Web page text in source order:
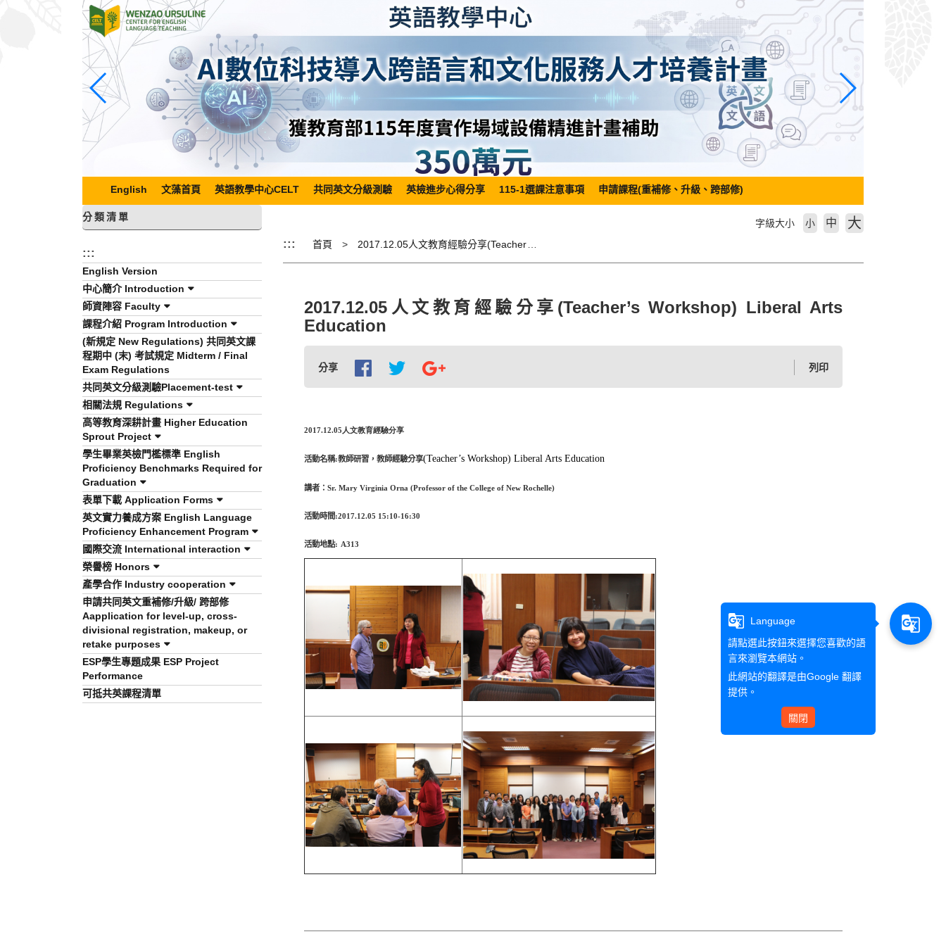
English 文藻首頁 英語教學中心CELT 共同英文分級測驗 英檢進步心得分享 115-1選課注意事項 申請課程(重補修、升級、跨部修)
分類清單
:::
English Version
中心簡介 Introduction
師資陣容 Faculty
課程介紹 Program Introduction
(新規定 New Regulations) 共同英文課
程期中 (末) 考試規定 Midterm / Final
Exam Regulations
共同英文分級測驗Placement-test
相關法規 Regulations
高等教育深耕計畫 Higher Education
Sprout Project
學生畢業英檢門檻標準 English
Proficiency Benchmarks Required for
Graduation
表單下載 Application Forms
英文實力養成方案 English Language
Proficiency Enhancement Program
國際交流 International interaction
榮譽榜 Honors
產學合作 Industry cooperation
申請共同英文重補修/升級/ 跨部修
Aapplication for level-up, cross-
divisional registration, makeup, or
retake purposes
ESP學生專題成果 ESP Project
Performance
可抵共英課程清單
::: 首頁
字級大小 小 中 大
2017.12.05人文教育經驗分享(Teacher’s Workshop) Liberal Arts
Education
分享 列印
2017.12.05 人文教育經驗分享
活動名稱:教師研習，教師經驗分享(Teacher’s Workshop) Liberal Arts Education
講者： Sr. Mary Virginia Orna (Professor of the College of New Rochelle)
活動時間:2017.12.05 15:10-16:30
活動地點: A313
g_translate
Language
請點選此按鈕來選擇您喜歡的語
言來瀏覽本網站。
此網站的翻譯是由Google 翻譯
提供。
關閉
g_translate